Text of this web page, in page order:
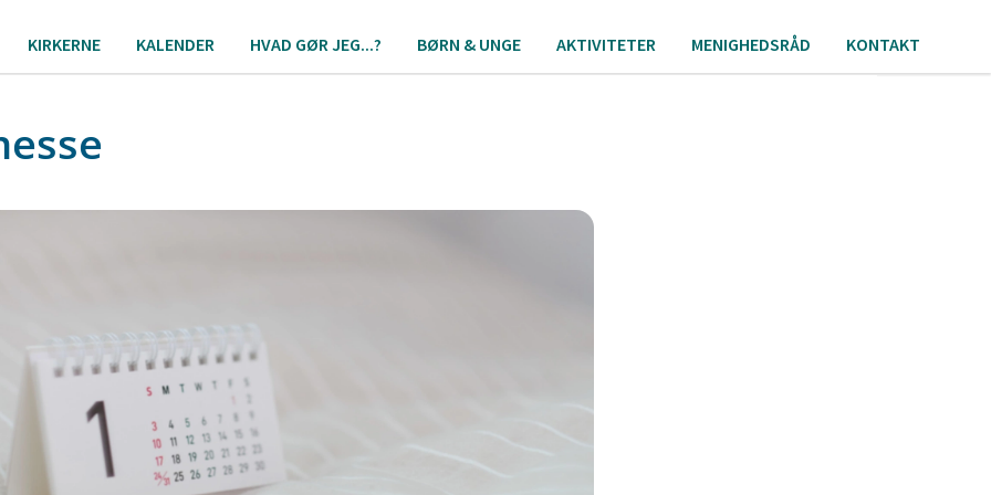
KIRKERNE KALENDER HVAD GØR JEG...? BØRN & UNGE AKTIVITETER MENIGHEDSRÅD KONTAKT